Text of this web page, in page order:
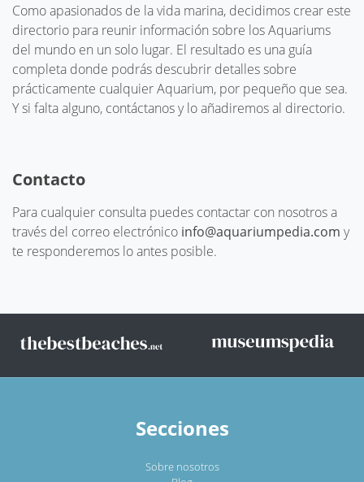
Como apasionados de la vida marina, decidimos crear este
directorio para reunir información sobre los Aquariums
del mundo en un solo lugar. El resultado es una guía
completa donde podrás descubrir detalles sobre
prácticamente cualquier Aquarium, por pequeño que sea.
Y si falta alguno, contáctanos y lo añadiremos al directorio.
Contacto
Para cualquier consulta puedes contactar con nosotros a
través del correo electrónico info@aquariumpedia.com y
te responderemos lo antes posible.
Secciones
Sobre nosotros